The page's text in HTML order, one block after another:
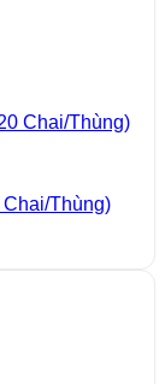
Thùng)